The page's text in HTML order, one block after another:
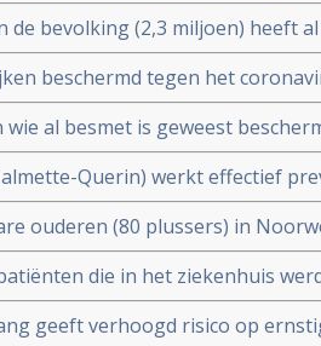
de bevolking (2,3 miljoen) heeft
en hebben al langdurende
onderzoek van bloedbank
beschermd tegen het
besmettingen met
wie al besmet is geweest
ook tegen nieuwe mutaties
van het coronavirus - Covid-19
Querin) werkt effectief
tegen COVID-19. RADBOUD
uit studie met ouderen.
ouderen (80 plussers) in
die in het ziekenhuis
nog steeds symptomen, zo
geeft verhoogd risico op